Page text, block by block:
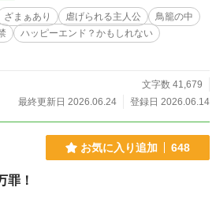
ざまぁあり 虐げられる主人公
鳥籠の中
ハッピーエンド？かもしれない
文字数 41,679
最終更新日 2026.06.24
登録日 2026.06.14
お気に入り追加 648
罪！